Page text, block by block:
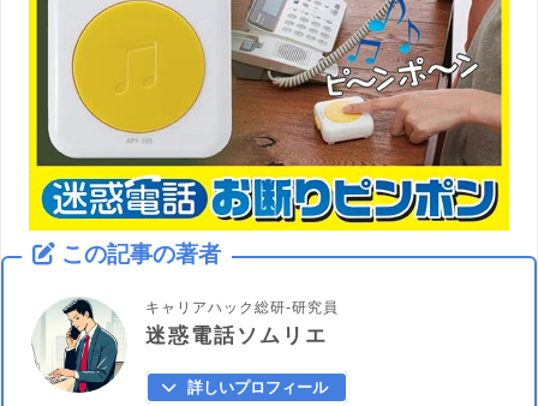
この記事の著者
キャリアハック総研-研究員
迷惑電話ソムリエ
詳しいプロフィール